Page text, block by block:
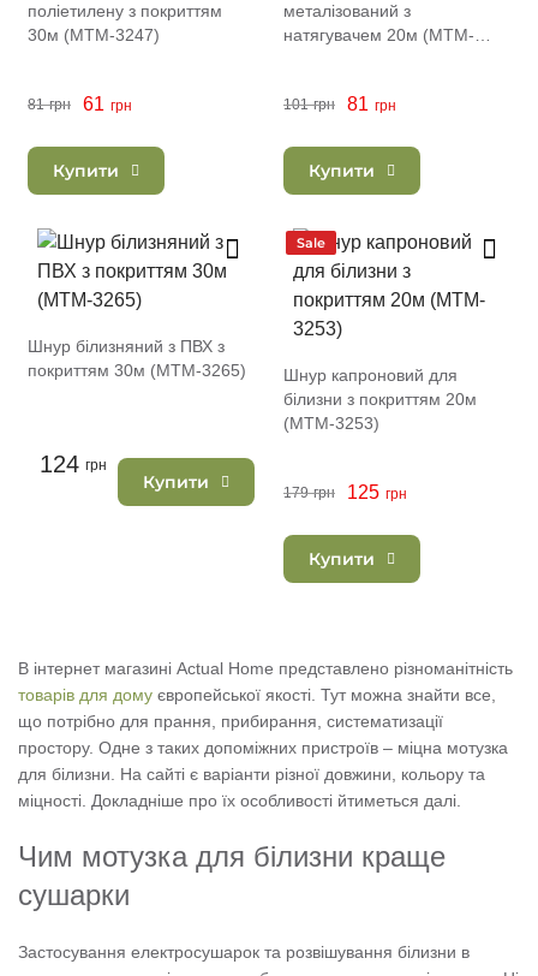
поліетилену з покриттям
30м (MTM-3247)
81 грн 61 грн
Купити
металізований з
натягувачем 20м (MTM-
101 грн 81 грн
Купити
Шнур білизняний з ПВХ з
покриттям 30м (MTM-3265)
124 грн
Купити
Sale
Шнур капроновий для
білизни з покриттям 20м
(MTM-3253)
179 грн 125 грн
Купити
В інтернет магазині Actual Home представлено різноманітність
товарів для дому європейської якості. Тут можна знайти все,
що потрібно для прання, прибирання, систематизації
простору. Одне з таких допоміжних пристроїв – міцна мотузка
для білизни. На сайті є варіанти різної довжини, кольору та
міцності. Докладніше про їх особливості йтиметься далі.
Чим мотузка для білизни краще
сушарки
Застосування електросушарок та розвішування білизни в